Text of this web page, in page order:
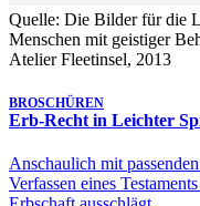
Quelle: Die Bilder für die
Menschen mit geistiger
Atelier Fleetinsel, 2013
BROSCHÜREN
Erb-Recht in Leichter
Anschaulich mit
Verfassen eines